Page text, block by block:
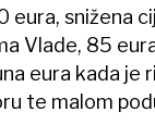
eura, snižena
Vlade, 85
eura kada je
te malom